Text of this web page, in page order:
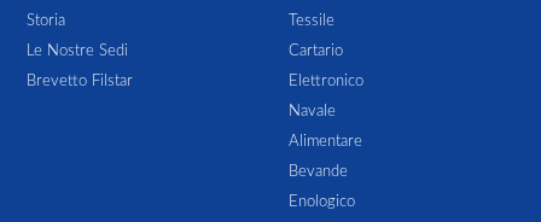
Storia
Le Nostre Sedi
Brevetto Filstar
Tessile
Cartario
Elettronico
Navale
Alimentare
Bevande
Enologico